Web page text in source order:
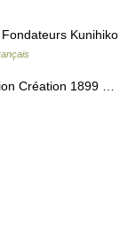
Kunihiko
Création 1899 …